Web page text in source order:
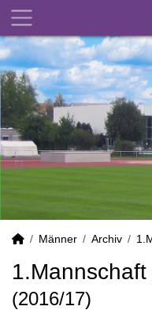
Männer Archiv
1.Mannschaft
(2016/17)